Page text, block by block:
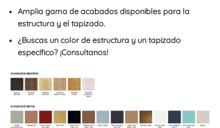
Amplia gama de acabados disponibles para la
estructura y el tapizado.
¿Buscas un color de estructura y un tapizado
específico? ¡Consultanos!